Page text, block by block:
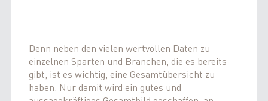
Denn neben den vielen wertvollen Daten zu
einzelnen Sparten und Branchen, die es bereits
gibt, ist es wichtig, eine Gesamtübersicht zu
haben. Nur damit wird ein gutes und